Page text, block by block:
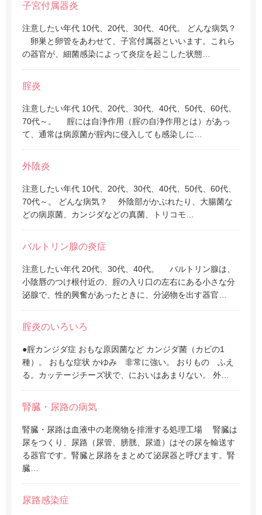
子宮付属器炎
注意したい年代 10代、20代、30代、40代。 どんな病気？
卵巣と卵管をあわせて、子宮付属器といいます。これら
の器官が、細菌感染によって炎症を起こした状態…
腟炎
注意したい年代 10代、20代、30代、40代、50代、60代、
70代～。 腟には自浄作用（腟の自浄作用とは）があっ
て、通常は病原菌が腟内に侵入しても感染しに…
外陰炎
注意したい年代 10代、20代、30代、40代、50代、60代、
70代～。 どんな病気？ 外陰部がかぶれたり、大腸菌な
どの病原菌、カンジダなどの真菌、トリコモ…
バルトリン腺の炎症
注意したい年代 20代、30代、40代。 バルトリン腺は、
小陰唇のつけ根付近の、腟の入り口の左右にある小さな分
泌腺で、性的興奮があったときに、分泌物を出す器官…
腟炎のいろいろ
●腟カンジダ症 おもな原因菌など カンジダ菌（カビの1
種）。 おもな症状 かゆみ 非常に強い。 おりもの ふえ
る。カッテージチーズ状で、においはあまりない。 外…
腎臓・尿路の病気
腎臓・尿路は血液中の老廃物を排泄する処理工場 腎臓は
尿をつくり、尿路（尿管、膀胱、尿道）はその尿を輸送す
る器官です。腎臓と尿路をまとめて泌尿器と呼びます。腎
臓…
尿路感染症